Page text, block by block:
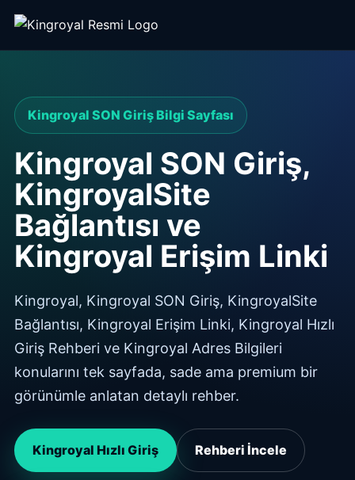
Kingroyal SON Giriş Bilgi Sayfası
Kingroyal SON Giriş,
KingroyalSite
Bağlantısı ve
Kingroyal Erişim Linki
Kingroyal, Kingroyal SON Giriş, KingroyalSite
Bağlantısı, Kingroyal Erişim Linki, Kingroyal Hızlı
Giriş Rehberi ve Kingroyal Adres Bilgileri
konularını tek sayfada, sade ama premium bir
görünümle anlatan detaylı rehber.
Kingroyal Hızlı Giriş Rehberi İncele